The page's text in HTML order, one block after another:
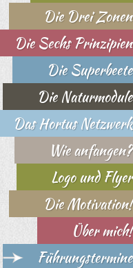
Die Drei Zonen
Die Sechs Prinzipien
Die Superbeete
Die Naturmodule
Das Hortus Netzwerk
Wie anfangen?
Logo und Flyer
Die Motivation!
Über mich!
Führungstermine